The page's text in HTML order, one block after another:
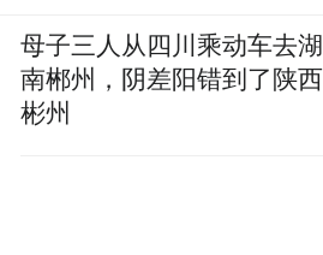
母子三人从四川乘动车去湖
南郴州，阴差阳错到了陕西
彬州